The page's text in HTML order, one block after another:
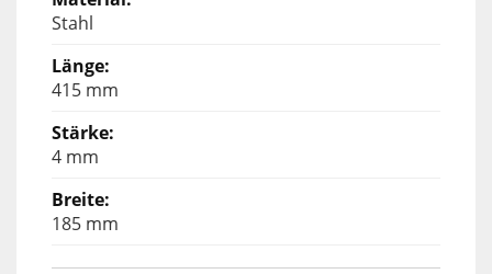
Stahl
415 mm
4 mm
185 mm